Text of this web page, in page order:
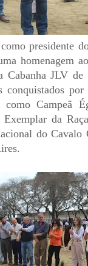
presidente
homenagem
JLV de
conquistados por
como Campeã
da
do